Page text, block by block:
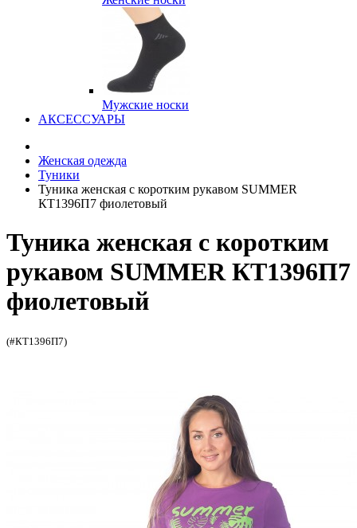
Мужские носки
АКСЕССУАРЫ
Женская одежда
Туники
Туника женская с коротким рукавом SUMMER
КТ1396П7 фиолетовый
Туника женская с коротким
рукавом SUMMER КТ1396П7
фиолетовый
(#КТ1396П7)